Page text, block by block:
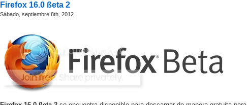
Firefox 16.0 ßeta 2
Sábado, septiembre 8th, 2012